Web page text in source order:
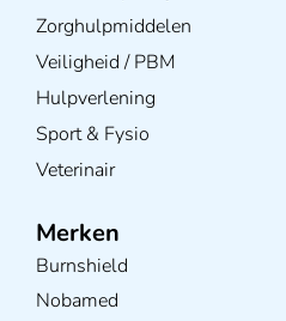
Zorghulpmiddelen
Veiligheid / PBM
Hulpverlening
Sport & Fysio
Veterinair
Merken
Burnshield
Nobamed